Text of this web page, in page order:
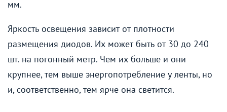
мм.
Яркость освещения зависит от плотности
размещения диодов. Их может быть от 30 до 240
шт. на погонный метр. Чем их больше и они
крупнее, тем выше энергопотребление у ленты, но
и, соответственно, тем ярче она светится.